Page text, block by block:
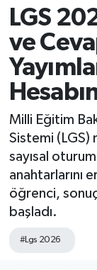
LGS
ve
Milli Eğitim
Sistemi (LGS)
sayısal
anahtarlarını
öğrenci,
başladı.
#Lgs 2026
Tüm
Son
Haber